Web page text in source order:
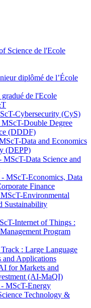
Science de l'Ecole
diplômé de l’École
de l'Ecole
Cybersecurity (CyS)
Double Degree
(DDDF)
Data and Economics
(DEPP)
Data Science and
MScT-Economics, Data
Finance
Environmental
Sustainability
Internet of Things :
Program
: Large Language
and Applications
for Markets and
(AI-MaQI)
MScT-Energy
Technology &